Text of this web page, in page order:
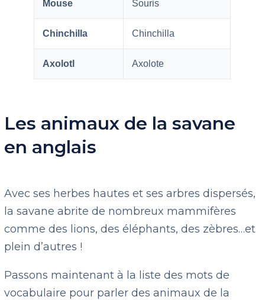
Mouse Souris
Chinchilla Chinchilla
Axolotl Axolote
Les animaux de la savane
en anglais
Avec ses herbes hautes et ses arbres dispersés,
la savane abrite de nombreux mammifères
comme des lions, des éléphants, des zèbres…et
plein d’autres !
Passons maintenant à la liste des mots de
vocabulaire pour parler des animaux de la